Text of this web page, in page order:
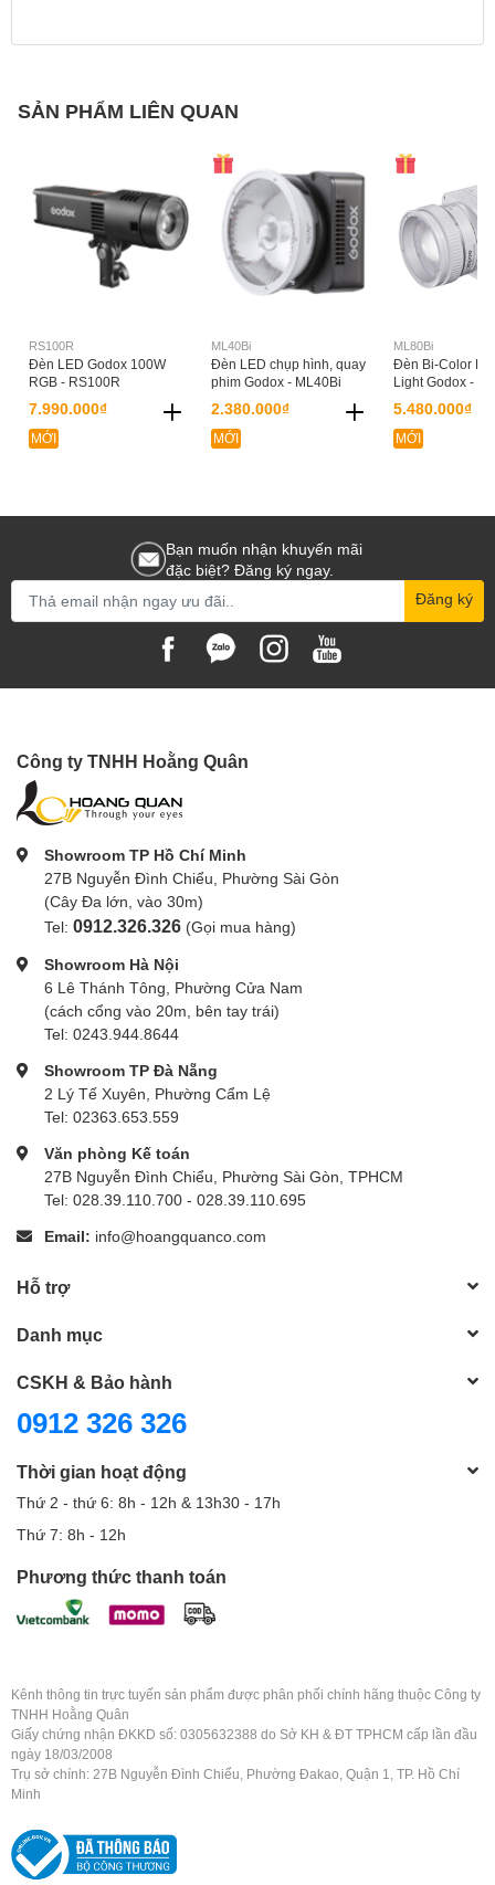
SẢN PHẨM LIÊN QUAN
RS100R
Đèn LED Godox 100W
RGB - RS100R
7.990.000₫
MỚI
ML40Bi
Đèn LED chụp hình, quay
phim Godox - ML40Bi
2.380.000₫
MỚI
ML80Bi
Đèn Bi-Color
Light Godox -
5.480.000₫
MỚI
Bạn muốn nhận khuyến mãi
đặc biệt? Đăng ký ngay.
Đăng ký
Công ty TNHH Hoằng Quân
Showroom TP Hồ Chí Minh
27B Nguyễn Đình Chiểu, Phường Sài Gòn
(Cây Đa lớn, vào 30m)
Tel: 0912.326.326 (Gọi mua hàng)
Showroom Hà Nội
6 Lê Thánh Tông, Phường Cửa Nam
(cách cổng vào 20m, bên tay trái)
Tel: 0243.944.8644
Showroom TP Đà Nẵng
2 Lý Tế Xuyên, Phường Cẩm Lệ
Tel: 02363.653.559
Văn phòng Kế toán
27B Nguyễn Đình Chiểu, Phường Sài Gòn, TPHCM
Tel: 028.39.110.700 - 028.39.110.695
Email: info@hoangquanco.com
Hỗ trợ
Danh mục
CSKH & Bảo hành
0912 326 326
Thời gian hoạt động
Thứ 2 - thứ 6: 8h - 12h & 13h30 - 17h
Thứ 7: 8h - 12h
Phương thức thanh toán
Kênh thông tin trực tuyến sản phẩm được phân phối chính hãng thuộc Công ty
TNHH Hoằng Quân
Giấy chứng nhận ĐKKD số: 0305632388 do Sở KH & ĐT TPHCM cấp lần đầu
ngày 18/03/2008
Trụ sở chính: 27B Nguyễn Đình Chiểu, Phường Đakao, Quận 1, TP. Hồ Chí
Minh